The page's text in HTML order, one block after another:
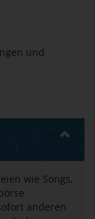
und
wie Songs,
anderen